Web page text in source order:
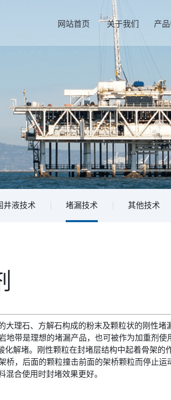
网站首页 关于我们 产
井液技术 堵漏技术 其他技术
理石、方解石构成的粉末及颗粒状的刚性堵
地带是理想的堵漏产品，也可被作为加重剂使
解堵。刚性颗粒在封堵层结构中起着骨架的
桥，后面的颗粒撞击前面的架桥颗粒而停止运
混合使用时封堵效果更好。